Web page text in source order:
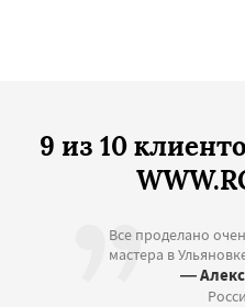
9 из 10
Все проделано
мастера в
—